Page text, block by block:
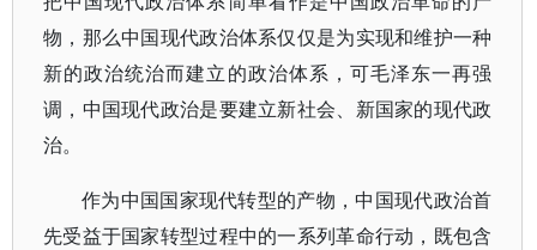
物，那么中国现代政治体系仅仅是为实现和维护一种
新的政治统治而建立的政治体系，可毛泽东一再强
调，中国现代政治是要建立新社会、新国家的现代政
治。
作为中国国家现代转型的产物，中国现代政治首
先受益于国家转型过程中的一系列革命行动，既包含